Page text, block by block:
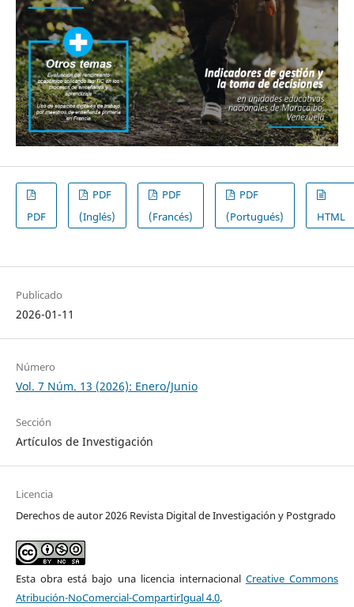
PDF
PDF
(Inglés)
PDF
(Francés)
PDF
(Portugués)
HTML
Publicado
2026-01-11
Número
Vol. 7 Núm. 13 (2026): Enero/Junio
Sección
Artículos de Investigación
Licencia
Derechos de autor 2026 Revista Digital de Investigación y Postgrado
Esta obra está bajo una licencia internacional Creative Commons
Atribución-NoComercial-CompartirIgual 4.0.